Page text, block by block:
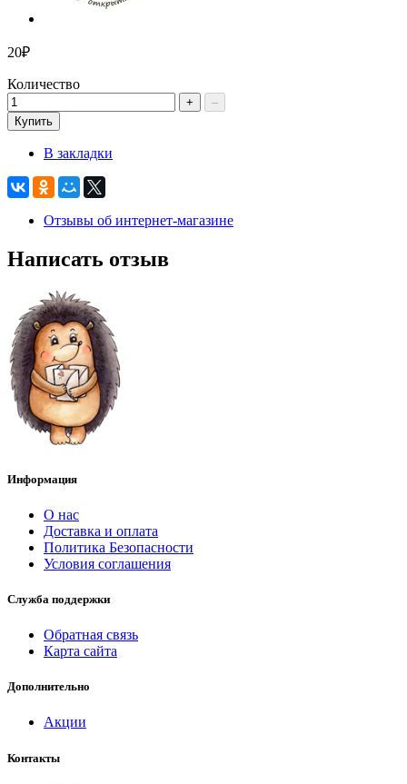
20₽
Количество
+
–
Купить
В закладки
Отзывы об интернет-магазине
Написать отзыв
Информация
О нас
Доставка и оплата
Политика Безопасности
Условия соглашения
Служба поддержки
Обратная связь
Карта сайта
Дополнительно
Акции
Контакты